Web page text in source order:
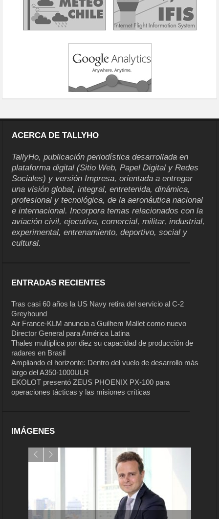
ACERCA DE TALLYHO
TallyHo, publicación periodística desarrollada en
plataforma digital (Sitio Web, Papel Digital y Redes
Sociales) y versión Impresa, orientada a entregar
una visión global, integral, entretenida, dinámica,
profesional y tecnológica, de la aeronáutica nacional
e internacional. Incorpora temas relacionados con la
aviación civil, ejecutiva, comercial, militar, industrial,
experimental, entrenamiento, deportivo, social y
cultural.
ENTRADAS RECIENTES
Tras casi 60 años la US Navy retira del servicio al C-2
Greyhound
Air France-KLM anuncia a Guilhem Mallet como nuevo
Director General para América Latina
Thales multiplica por diez su capacidad de producción de
radares en Brasil
Ampliando el horizonte: Dentro del vuelo de desarrollo más
largo del A350-1000ULR
EKOLOT presentó ZEUS PHOENIX PX-100 para
operaciones tácticas y las misiones críticas
IMÁGENES